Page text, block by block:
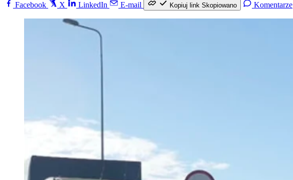
Facebook
X LinkedIn E-mail Kopiuj link Skopiowano Komentarze